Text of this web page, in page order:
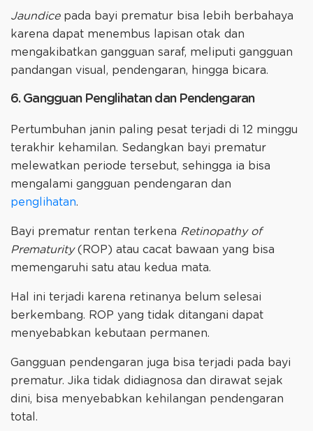
Jaundicepada bayi prematur bisa lebih berbahaya
karena dapat menembus lapisan otak dan
mengakibatkan gangguan saraf, meliputi gangguan
pandangan visual, pendengaran, hingga bicara.
6. Gangguan Penglihatan dan Pendengaran
Pertumbuhan janin paling pesat terjadi di 12 minggu
terakhir kehamilan. Sedangkan bayi prematur
melewatkan periode tersebut, sehingga ia bisa
mengalami gangguan pendengaran dan
penglihatan.
Bayi prematur rentan terkena Retinopathy of
Prematurity(ROP) atau cacat bawaan yang bisa
memengaruhi satu atau kedua mata.
Hal ini terjadi karena retinanya belum selesai
berkembang. ROP yang tidak ditangani dapat
menyebabkan kebutaan permanen.
Gangguan pendengaran juga bisa terjadi pada bayi
prematur. Jika tidak didiagnosa dan dirawat sejak
dini, bisa menyebabkan kehilangan pendengaran
total.